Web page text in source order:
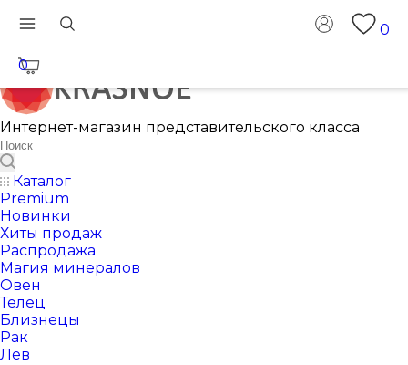
0
0
Интернет-магазин представительского класса
Каталог
Premium
Новинки
Хиты продаж
Распродажа
Магия минералов
Овен
Телец
Близнецы
Рак
Лев